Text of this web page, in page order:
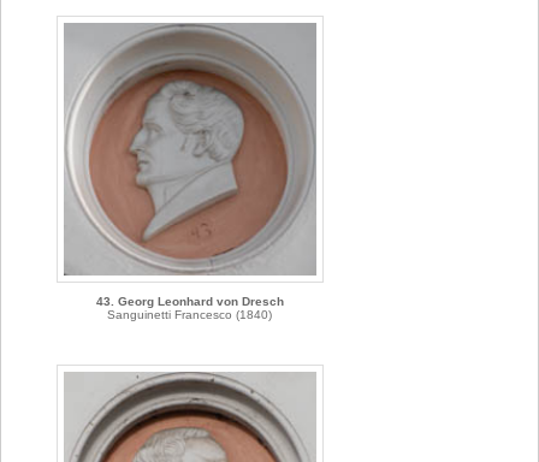
43. Georg Leonhard von Dresch
Sanguinetti Francesco (1840)